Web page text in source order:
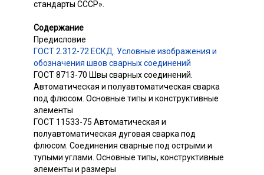
стандарты СССР».
Содержание
Предисловие
ГОСТ 2.312-72 ЕСКД. Условные изображения и
обозначения швов сварных соединений
ГОСТ 8713-70 Швы сварных соединений.
Автоматическая и полуавтоматическая сварка
под флюсом. Основные типы и конструктивные
элементы
ГОСТ 11533-75 Автоматическая и
полуавтоматическая дуговая сварка под
флюсом. Соединения сварные под острыми и
тупыми углами. Основные типы, конструктивные
элементы и размеры